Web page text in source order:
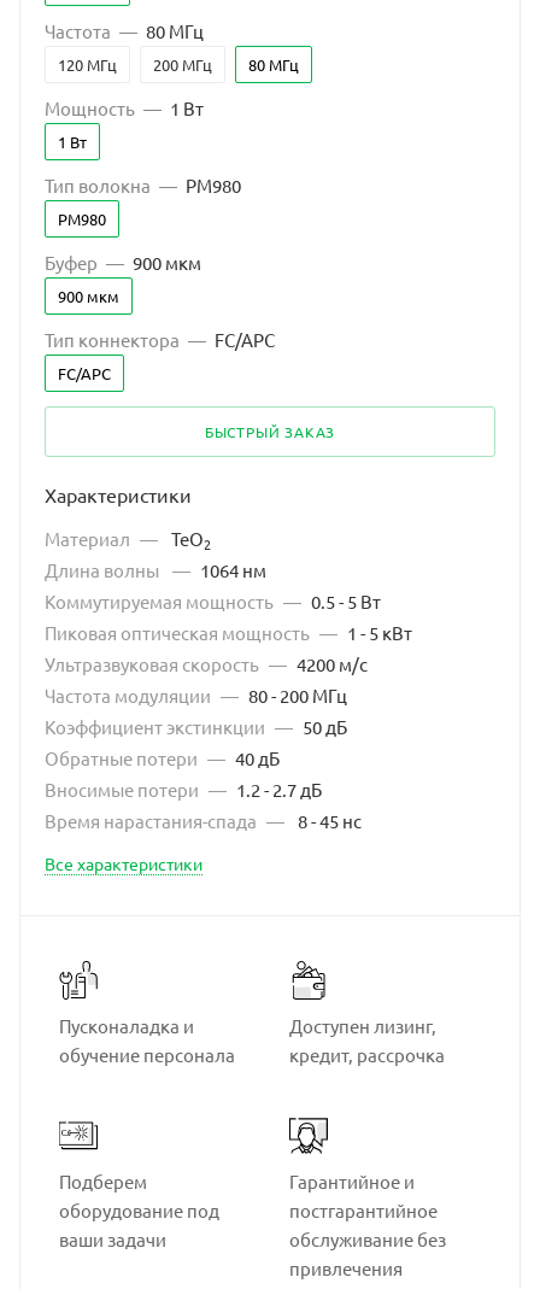
Частота — 80 МГц
120 МГц 200 МГц 80 МГц
Мощность — 1 Вт
1 Вт
Тип волокна — PM980
PM980
Буфер — 900 мкм
900 мкм
Тип коннектора — FC/APC
FC/APC
БЫСТРЫЙ ЗАКАЗ
Характеристики
Материал — TeO2
Длина волны — 1064 нм
Коммутируемая мощность — 0.5 - 5 Вт
Пиковая оптическая мощность — 1 - 5 кВт
Ультразвуковая скорость — 4200 м/с
Частота модуляции — 80 - 200 МГц
Коэффициент экстинкции — 50 дБ
Обратные потери — 40 дБ
Вносимые потери — 1.2 - 2.7 дБ
Время нарастания-спада — 8 - 45 нс
Все характеристики
Пусконаладка и
обучение персонала
Доступен лизинг,
кредит, рассрочка
Подберем
оборудование под
ваши задачи
Гарантийное и
постгарантийное
обслуживание без
привлечения